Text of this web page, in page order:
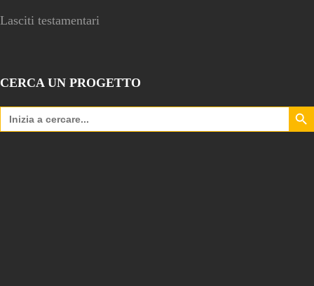
Lasciti testamentari
CERCA UN PROGETTO
Search
for:
Search